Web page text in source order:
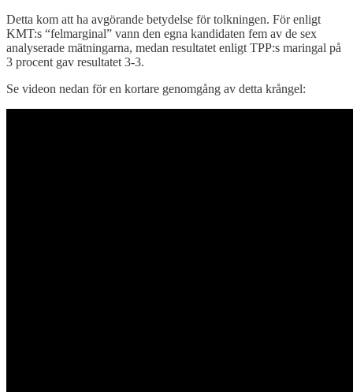
Detta kom att ha avgörande betydelse för tolkningen. För enligt
KMT:s “felmarginal” vann den egna kandidaten fem av de sex
analyserade mätningarna, medan resultatet enligt TPP:s maringal på
3 procent gav resultatet 3-3.
Se videon nedan för en kortare genomgång av detta krångel: